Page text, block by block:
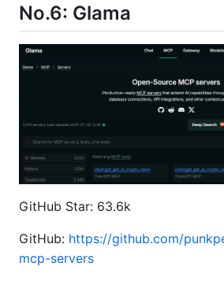
No.6: Glama
GitHub Star: 63.6k
GitHub: https://github.com/
mcp-servers